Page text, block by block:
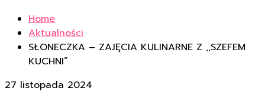
Home
Aktualności
SŁONECZKA – ZAJĘCIA KULINARNE Z ,,SZEFEM
KUCHNI”
27 listopada 2024